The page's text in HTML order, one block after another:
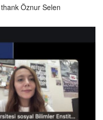
Öznur Selen